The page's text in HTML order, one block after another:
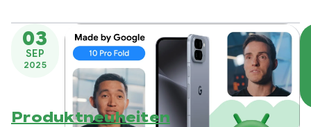
Autodisplay oder XR-Gerät. Nutzer erwarten,
dass ihre Apps überall funktionieren.
03
SEP
2025
Produktneuheiten